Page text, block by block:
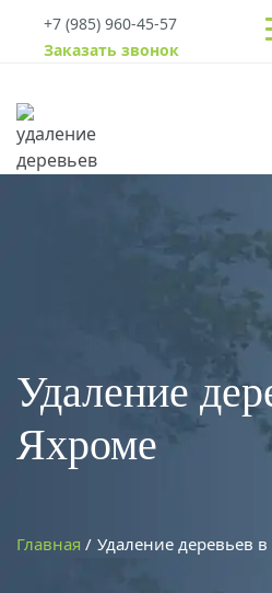
+7 (985) 960-45-57
Заказать звонок
Удаление
Яхроме
Главная Удаление деревьев